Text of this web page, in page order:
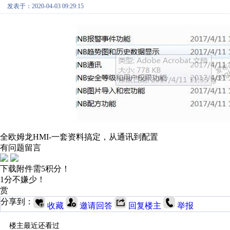
发表于：2020-04-03 09:29:15
全欧姆龙HMI-一套资料搞定，从通讯到配置
有问题留言
下载附件需5积分！
1分不嫌少！
赏
分享到：
收藏 邀请回答 回复楼主 举报
楼主最近还看过